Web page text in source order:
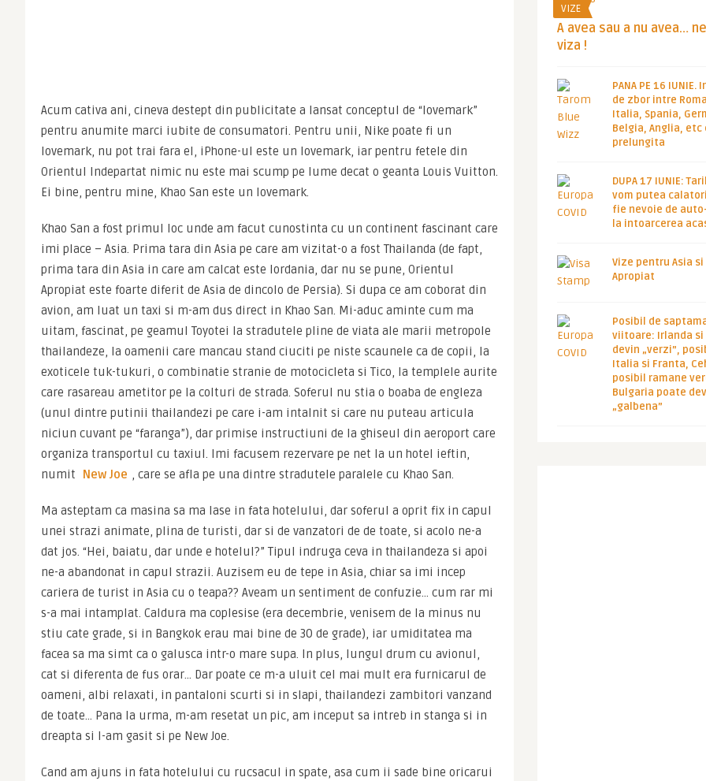
Acum cativa ani, cineva destept din publicitate a lansat conceptul de “lovemark”
pentru anumite marci iubite de consumatori. Pentru unii, Nike poate fi un
lovemark, nu pot trai fara el, iPhone-ul este un lovemark, iar pentru fetele din
Orientul Indepartat nimic nu este mai scump pe lume decat o geanta Louis Vuitton.
Ei bine, pentru mine, Khao San este un lovemark.
Khao San a fost primul loc unde am facut cunostinta cu un continent fascinant care
imi place – Asia. Prima tara din Asia pe care am vizitat-o a fost Thailanda (de fapt,
prima tara din Asia in care am calcat este Iordania, dar nu se pune, Orientul
Apropiat este foarte diferit de Asia de dincolo de Persia). Si dupa ce am coborat din
avion, am luat un taxi si m-am dus direct in Khao San. Mi-aduc aminte cum ma
uitam, fascinat, pe geamul Toyotei la stradutele pline de viata ale marii metropole
thailandeze, la oamenii care mancau stand ciuciti pe niste scaunele ca de copii, la
exoticele tuk-tukuri, o combinatie stranie de motocicleta si Tico, la templele aurite
care rasareau ametitor pe la colturi de strada. Soferul nu stia o boaba de engleza
(unul dintre putinii thailandezi pe care i-am intalnit si care nu puteau articula
niciun cuvant pe “faranga”), dar primise instructiuni de la ghiseul din aeroport care
organiza transportul cu taxiul. Imi facusem rezervare pe net la un hotel ieftin,
numit
New Joe , care se afla pe una dintre stradutele paralele cu Khao San.
Ma asteptam ca masina sa ma lase in fata hotelului, dar soferul a oprit fix in capul
unei strazi animate, plina de turisti, dar si de vanzatori de de toate, si acolo ne-a
dat jos. “Hei, baiatu, dar unde e hotelul?” Tipul indruga ceva in thailandeza si apoi
ne-a abandonat in capul strazii. Auzisem eu de tepe in Asia, chiar sa imi incep
cariera de turist in Asia cu o teapa?? Aveam un sentiment de confuzie… cum rar mi
s-a mai intamplat. Caldura ma coplesise (era decembrie, venisem de la minus nu
stiu cate grade, si in Bangkok erau mai bine de 30 de grade), iar umiditatea ma
facea sa ma simt ca o galusca intr-o mare supa. In plus, lungul drum cu avionul,
cat si diferenta de fus orar… Dar poate ce m-a uluit cel mai mult era furnicarul de
oameni, albi relaxati, in pantaloni scurti si in slapi, thailandezi zambitori vanzand
de toate… Pana la urma, m-am resetat un pic, am inceput sa intreb in stanga si in
dreapta si l-am gasit si pe New Joe.
Cand am ajuns in fata hotelului cu rucsacul in spate, asa cum ii sade bine oricarui
VIZE
A avea sau a nu avea…
viza !
PANA PE 16
de zbor intre
Italia, Spania,
Belgia, Anglia, etc
prelungita
DUPA 17 IUNIE:
vom putea
fie nevoie de
la intoarcerea
Vize pentru Asia si
Apropiat
Posibil de
viitoare: Irlanda si
devin „verzi”,
Italia si Franta,
posibil ramane
Bulgaria poate
„galbena”